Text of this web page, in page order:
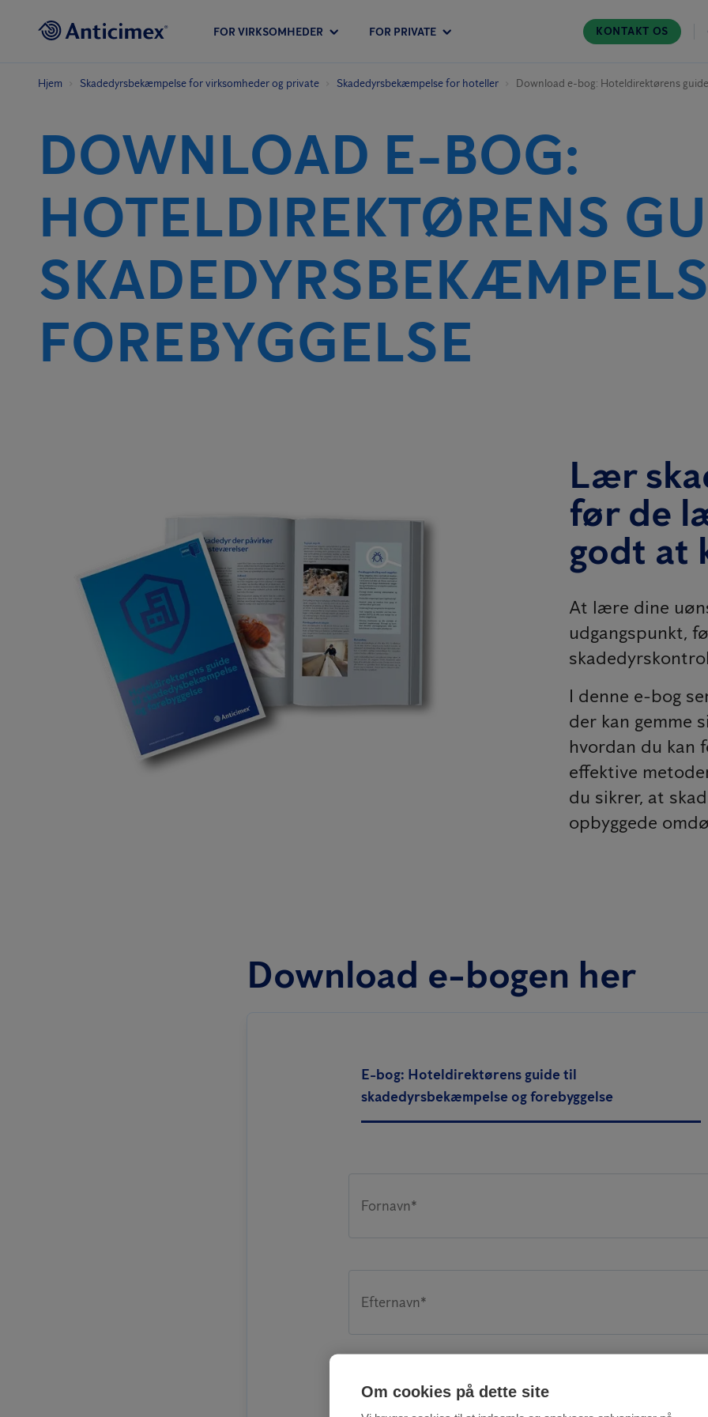
FOR VIRKSOMHEDER FOR PRIVATE KONTAKT OS
Hjem Skadedyrs­bekæmpelse for virksomheder og private Skadedyrs­bekæmpelse for hoteller Download e-bog: Hoteldirektørens
DOWNLOAD E-BOG:
HOTELDIREKTØRENS
FOREBYGGELSE
Lær
før de
godt at
At lære dine
udgangspunkt,
I denne e-bog
der kan gemme
hvordan du kan
effektive
du sikrer, at
opbyggede
Download e-bogen her
E-bog: Hoteldirektørens guide til
skadedyrsbekæmpelse og forebyggelse
Fornavn*
Efternavn*
Vælg branche...
Om cookies på dette site